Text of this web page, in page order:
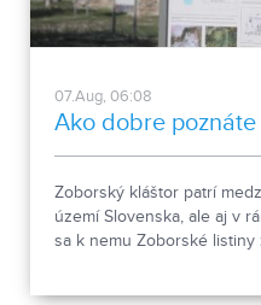
07.Aug, 06:08
Ako dobre
Zoborský kláštor patrí
území Slovenska, ale aj v
sa k nemu Zoborské listiny